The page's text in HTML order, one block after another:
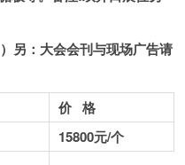
另：大会会刊与现场广告请
价 格
15800元/个